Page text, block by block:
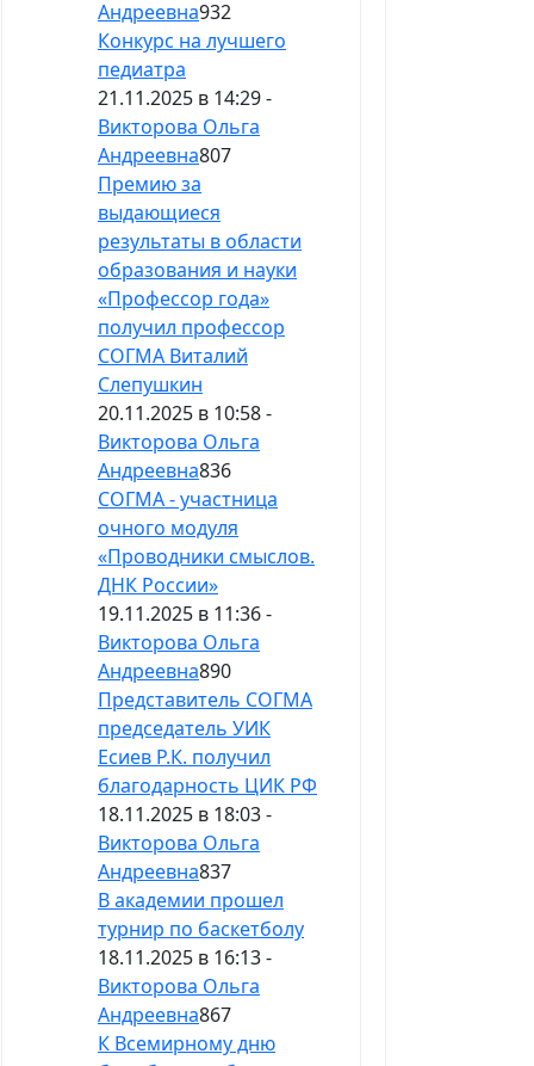
Андреевна932
Конкурс на лучшего
педиатра
21.11.2025 в 14:29 -
Викторова Ольга
Андреевна807
Премию за
выдающиеся
результаты в области
образования и науки
«Профессор года»
получил профессор
СОГМА Виталий
Слепушкин
20.11.2025 в 10:58 -
Викторова Ольга
Андреевна836
СОГМА - участница
очного модуля
«Проводники смыслов.
ДНК России»
19.11.2025 в 11:36 -
Викторова Ольга
Андреевна890
Представитель СОГМА
председатель УИК
Есиев Р.К. получил
благодарность ЦИК РФ
18.11.2025 в 18:03 -
Викторова Ольга
Андреевна837
В академии прошел
турнир по баскетболу
18.11.2025 в 16:13 -
Викторова Ольга
Андреевна867
К Всемирному дню